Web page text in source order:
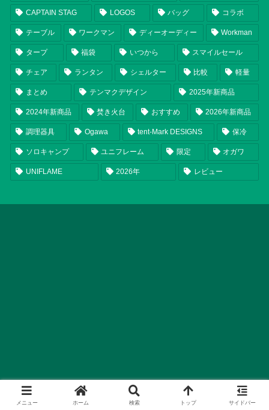
CAPTAIN STAG LOGOS バッグ コラボ
テーブル ワークマン ディーオーディー Workman
タープ 福袋 いつから スマイルセール
チェア ランタン シェルター 比較 軽量
まとめ テンマクデザイン 2025年新商品
2024年新商品 焚き火台 おすすめ 2026年新商品
調理器具 Ogawa tent-Mark DESIGNS 保冷
ソロキャンプ ユニフレーム 限定 オガワ
UNIFLAME 2026年 レビュー
メニュー ホーム 検索 トップ サイドバー